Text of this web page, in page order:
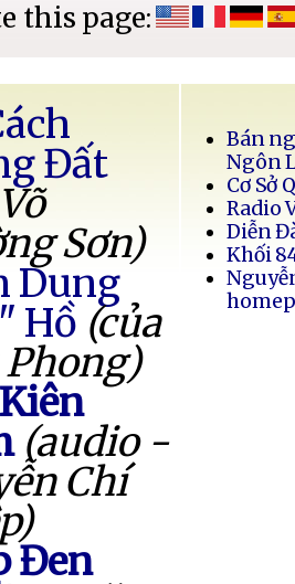
this page:
Đất
Sơn)
Dung
Hồ (của
(audio -
Chí
Đen
Bán
Ngôn
Cơ Sở
Radio
Diễn
Khối